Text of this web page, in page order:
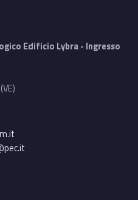
Edificio Lybra - Ingresso